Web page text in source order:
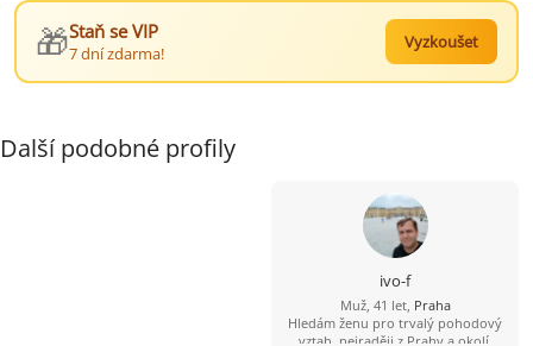
🎁Staň se VIP
7 dní zdarma!
Vyzkoušet
Další podobné profily
ivo-f
Muž, 41 let, Praha
Hledám ženu pro trvalý pohodový
vztah, nejraději z Prahy a okolí.